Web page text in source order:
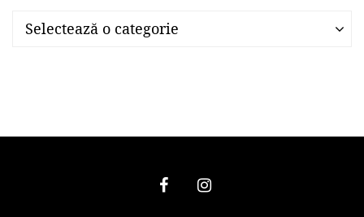
Categorii
Selectează o categorie
Categorii